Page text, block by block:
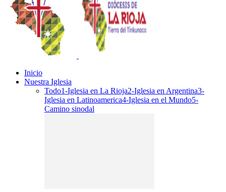
Inicio
Nuestra Iglesia
Todo1-Iglesia en La Rioja2-Iglesia en Argentina3-
Iglesia en Latinoamerica4-Iglesia en el Mundo5-
Camino sinodal